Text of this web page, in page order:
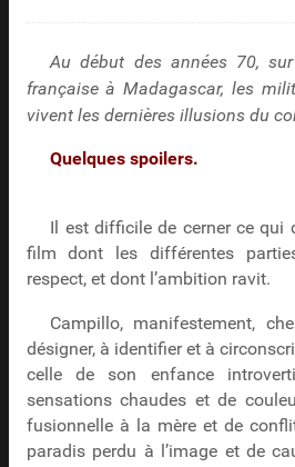
Au début des années 70,
française à Madagascar, les
vivent les dernières illusions du
Quelques spoilers.
Il est difficile de cerner ce
film dont les différentes
respect, et dont l’ambition ravit.
Campillo, manifestement,
désigner, à identifier et à
celle de son enfance
sensations chaudes et de
fusionnelle à la mère et de
paradis perdu à l’image et de